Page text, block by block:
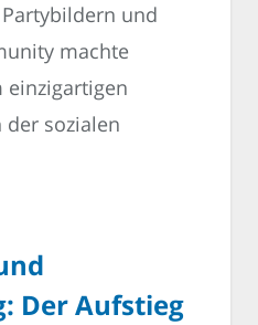
und
machte
einzigartigen
sozialen
Der Aufstieg